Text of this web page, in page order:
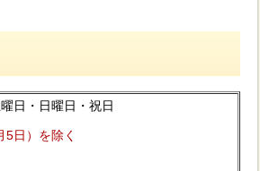
日・日曜日・祝日
日）を除く